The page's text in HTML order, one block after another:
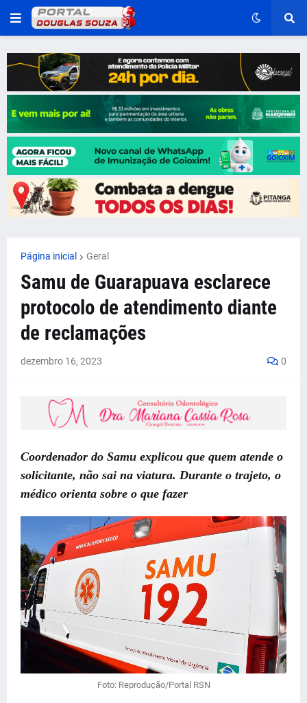
Página inicial Geral
Samu de Guarapuava esclarece
protocolo de atendimento diante
de reclamações
dezembro 16, 2023 0
Coordenador do Samu explicou que quem atende o
solicitante, não sai na viatura. Durante o trajeto, o
médico orienta sobre o que fazer
Foto: Reprodução/Portal RSN